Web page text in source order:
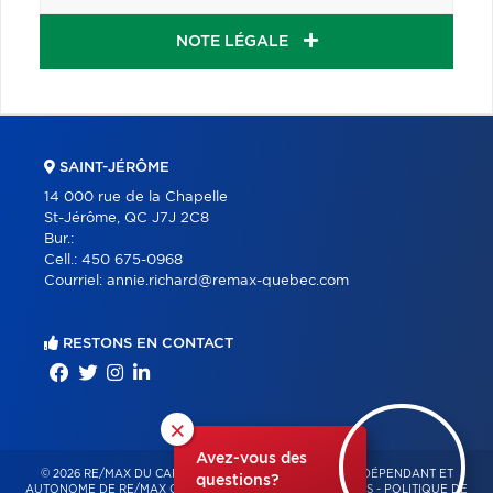
NOTE LÉGALE
×
Avez-vous des
questions?
SAINT-JÉRÔME
14 000 rue de la Chapelle
St-Jérôme, QC J7J 2C8
Bur.:
Cell.: 450 675-0968
Courriel: annie.richard@remax-quebec.com
RESTONS EN CONTACT
© 2026 RE/MAX DU CARTIER BONJOUR – FRANCHISÉ INDÉPENDANT ET
AUTONOME DE RE/MAX QUÉBEC – TOUS DROITS RÉSERVÉS - POLITIQUE DE